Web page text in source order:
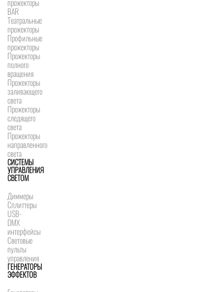
прожекторы
BAR
Театральные
прожекторы
Профильные
прожекторы
Прожекторы
полного
вращения
Прожекторы
заливающего
света
Прожекторы
следящего
света
Прожекторы
направленного
света
СИСТЕМЫ
УПРАВЛЕНИЯ
СВЕТОМ
Диммеры
Сплиттеры
USB-
DMX
интерфейсы
Световые
пульты
управления
ГЕНЕРАТОРЫ
ЭФФЕКТОВ